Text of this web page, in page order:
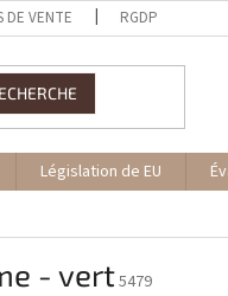
DE VENTE RGDP
Législation de EU
- vert5479